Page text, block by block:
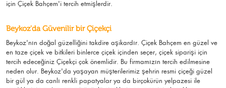
için Çiçek Bahçem'i tercih etmişlerdir.
Beykoz'da Güvenilir bir Çiçekçi
Beykoz'nın doğal güzelliğini takdire aşikardır. Çiçek Bahçem en güzel ve
en taze çiçek ve bitkileri binlerce çiçek içinden seçer, çiçek siparişi için
tercih edeceğiniz Çiçekçi çok önemlidir. Bu firmamızın tercih edilmesine
neden olur. Beykoz'da yaşayan müşterilerimiz şehrin resmi çiçeği güzel
bir gül ya da canlı renkli papatyalar ya da birçokürün yelpazesi ile